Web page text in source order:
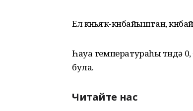
Ел көньяҡ-көнбайыштан,
Һауа температураһы төндә 0,
була.
Читайте нас